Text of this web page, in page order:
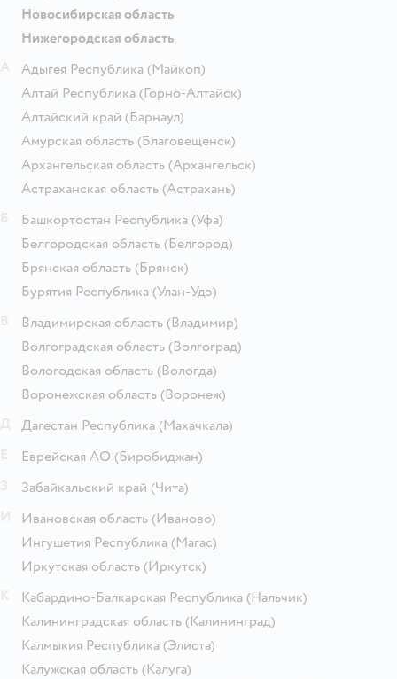
Новосибирская область
Нижегородская область
Адыгея Республика (Майкоп)
Алтай Республика (Горно-Алтайск)
Алтайский край (Барнаул)
Амурская область (Благовещенск)
Архангельская область (Архангельск)
Астраханская область (Астрахань)
Башкортостан Республика (Уфа)
Белгородская область (Белгород)
Брянская область (Брянск)
Бурятия Республика (Улан-Удэ)
Владимирская область (Владимир)
Волгоградская область (Волгоград)
Вологодская область (Вологда)
Воронежская область (Воронеж)
Дагестан Республика (Махачкала)
Еврейская АО (Биробиджан)
Забайкальский край (Чита)
Ивановская область (Иваново)
Ингушетия Республика (Магас)
Иркутская область (Иркутск)
Кабардино-Балкарская Республика (Нальчик)
Калининградская область (Калининград)
Калмыкия Республика (Элиста)
Калужская область (Калуга)